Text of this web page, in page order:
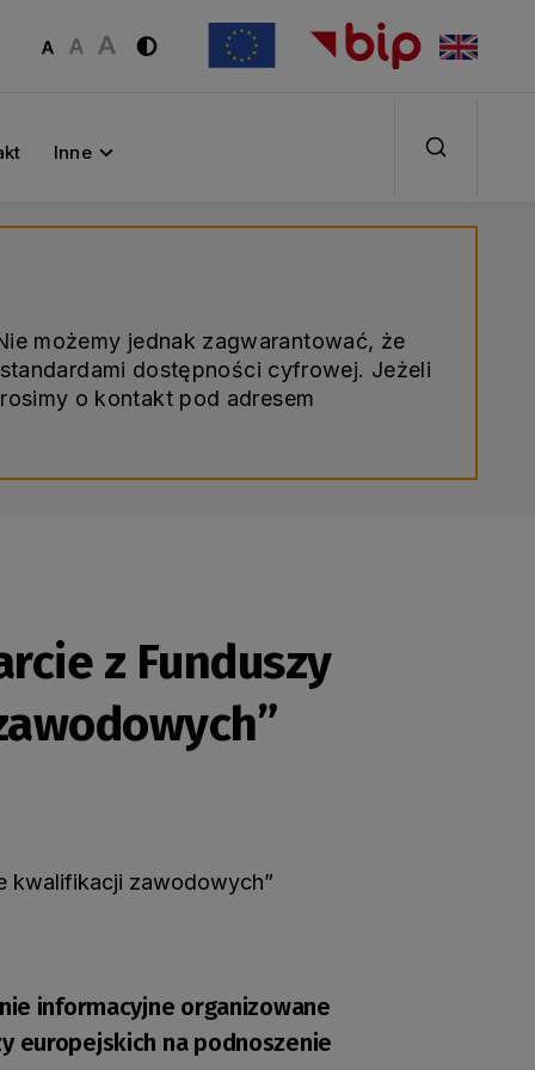
Inne
możemy jednak zagwarantować, że
dostępności cyfrowej. Jeżeli
o kontakt pod adresem
z Funduszy
informacyjne organizowane
europejskich na podnoszenie